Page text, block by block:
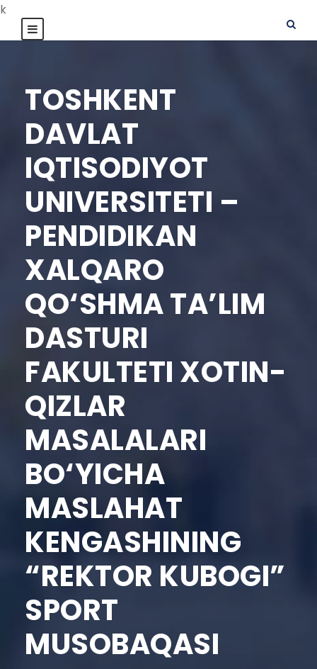
k
TOSHKENT
DAVLAT
IQTISODIYOT
UNIVERSITETI –
PENDIDIKAN
XALQARO
QO‘SHMA TA’LIM
DASTURI
FAKULTETI XOTIN-
QIZLAR
MASALALARI
BO‘YICHA
MASLAHAT
KENGASHINING
“REKTOR KUBOGI”
SPORT
MUSOBAQASI